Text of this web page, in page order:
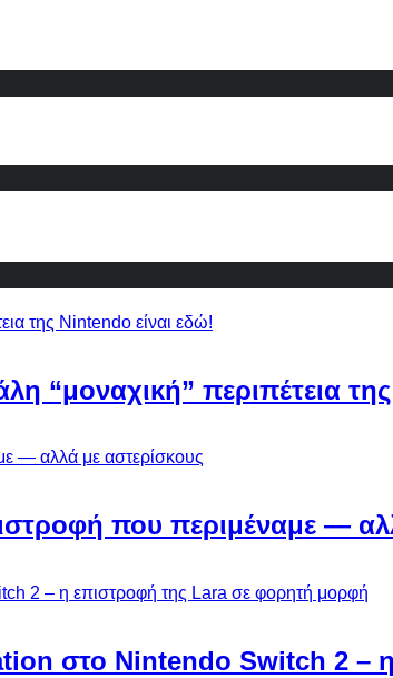
“μοναχική” περιπέτεια
που περιμέναμε —
στο Nintendo Switch 2 –